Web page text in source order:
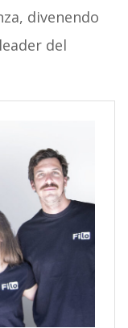
divenendo
del